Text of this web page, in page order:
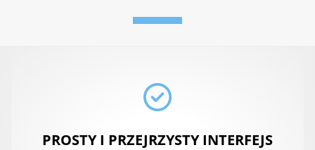
PROSTY I PRZEJRZYSTY INTERFEJS